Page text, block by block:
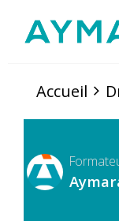
Accueil